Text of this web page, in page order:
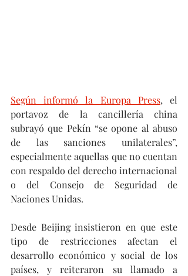
Según informó la Europa Press, el
portavoz de la cancillería china
subrayó que Pekín “se opone al abuso
de las sanciones unilaterales”,
especialmente aquellas que no cuentan
con respaldo del derecho internacional
o del Consejo de Seguridad de
Naciones Unidas.
Desde Beijing insistieron en que este
tipo de restricciones afectan el
desarrollo económico y social de los
países, y reiteraron su llamado a